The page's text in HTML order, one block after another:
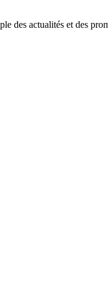
des actualités et des